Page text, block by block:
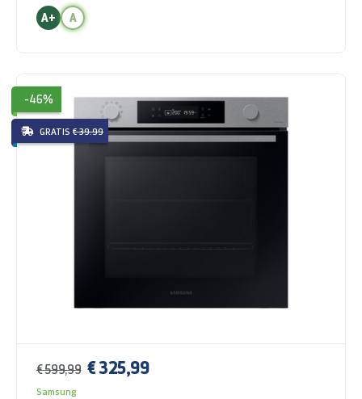
A+
A
-46%
GRATIS € 39.99
€ 599,99 € 325,99
Samsung